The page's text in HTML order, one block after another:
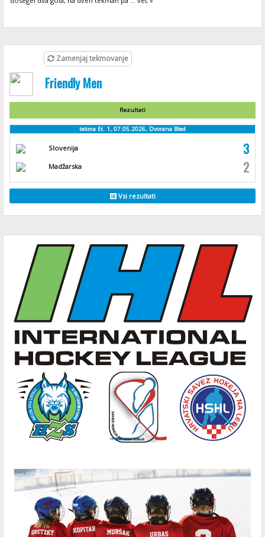
Zamenjaj tekmovanje
Friendly Men
Rezultati
tekma št. 1, 07.05.2026, Dvorana Bled
Slovenija 3
Madžarska 2
Vsi rezultati